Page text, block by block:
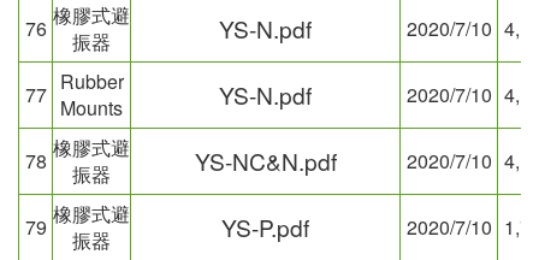
76 橡膠式避
振器
YS-N.pdf 2020/7/10
77 Rubber
Mounts
YS-N.pdf 2020/7/10
78 橡膠式避
振器
YS-NC&N.pdf 2020/7/10
79 橡膠式避
振器
YS-P.pdf 2020/7/10